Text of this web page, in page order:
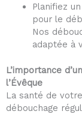
Planifiez
pour le
Nos
adaptée à
L’importance
l’Évêque
La santé de
débouchage